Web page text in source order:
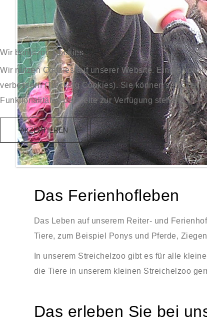
Das Ferienhofleben
Das Leben auf unserem Reiter- und
Tiere, zum Beispiel Ponys und Pferde,
In unserem Streichelzoo gibt es für alle
die Tiere in unserem kleinen Streichelzoo
Das erleben Sie bei
Wir benutzen Cookies
Wir nutzen Cookies auf unserer Website. Einige von
verbessern (Tracking Cookies). Sie können selbst
Funktionalitäten der Seite zur Verfügung stehen.
AKZEPTIEREN ABLEHNEN